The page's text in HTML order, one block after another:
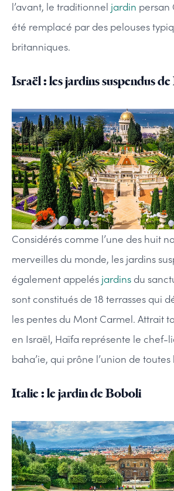
l’avant, le traditionnel jardin persan
été remplacé par des pelouses
britanniques.
Israël : les jardins suspendus
Considérés comme l’une des huit
merveilles du monde, les jardins
également appelés jardins du
sont constitués de 18 terrasses qui
les pentes du Mont Carmel. Attrait
en Israël, Haïfa représente le chef-
baha’ie, qui prône l’union de toutes
Italie : le jardin de Boboli